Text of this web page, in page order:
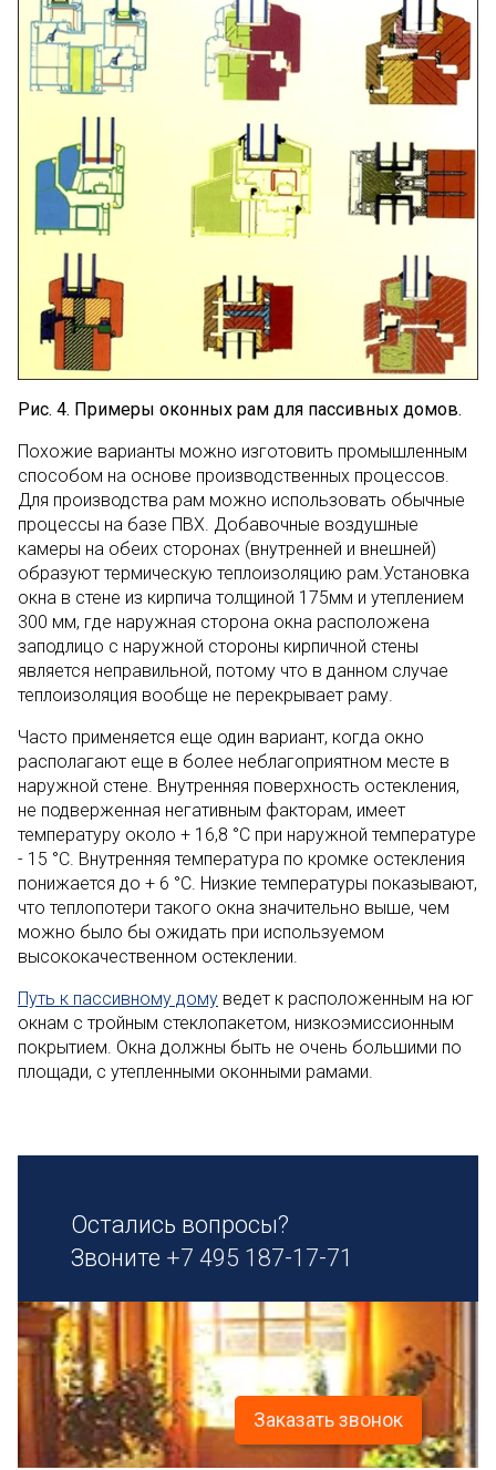
Рис. 4. Примеры оконных рам для пассивных домов.
Похожие варианты можно изготовить промышленным
способом на основе производственных процессов.
Для производства рам можно использовать обычные
процессы на базе ПВХ. Добавочные воздушные
камеры на обеих сторонах (внутренней и внешней)
образуют термическую теплоизоляцию рам.Установка
окна в стене из кирпича толщиной 175мм и утеплением
300 мм, где наружная сторона окна расположена
заподлицо с наружной стороны кирпичной стены
является неправильной, потому что в данном случае
теплоизоляция вообще не перекрывает раму.
Часто применяется еще один вариант, когда окно
располагают еще в более неблагоприятном месте в
наружной стене. Внутренняя поверхность остекления,
не подверженная негативным факторам, имеет
температуру около + 16,8 °С при наружной температуре
- 15 °С. Внутренняя температура по кромке остекления
понижается до + 6 °С. Низкие температуры показывают,
что теплопотери такого окна значительно выше, чем
можно было бы ожидать при используемом
высококачественном остеклении.
Путь к пассивному дому ведет к расположенным на юг
окнам с тройным стеклопакетом, низкоэмиссионным
покрытием. Окна должны быть не очень большими по
площади, с утепленными оконными рамами.
Остались вопросы?
Звоните +7 495 187-17-71
Заказать звонок